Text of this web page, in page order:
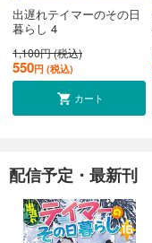
出遅れテイマーのその日
暮らし 4
1,100円 (税込)
550円 (税込)
カート
配信予定・最新刊